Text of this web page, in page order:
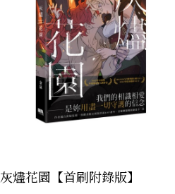
灰燼花園【首刷附錄版】